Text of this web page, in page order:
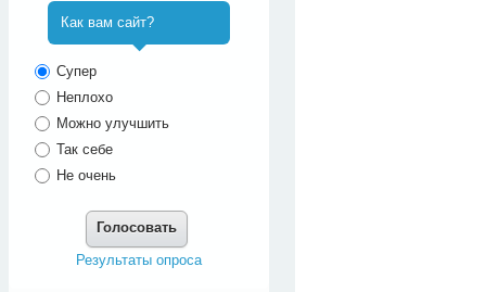
Как вам сайт?
Супер
Неплохо
Можно улучшить
Так себе
Не очень
Голосовать
Результаты опроса